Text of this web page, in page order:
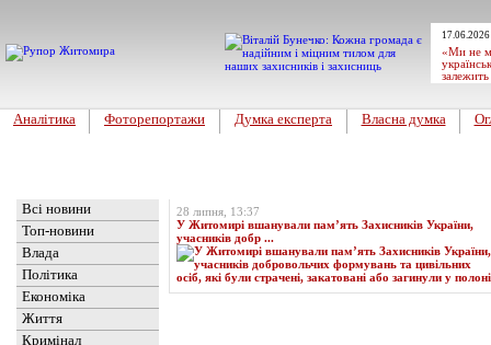
«Ми не
Аналітика Фоторепортажи Думка експерта Власна думка
Всі новини
Топ-новини
Влада
Політика
Економіка
Життя
Кримінал
28 липня, 13:37
У Житомирі вшанували пам’ять Захисників України,
учасників добр ...